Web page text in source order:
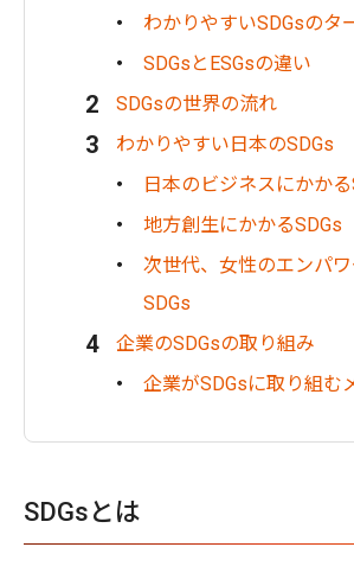
わかりやすいSDGsのタ
SDGsとESGsの違い
SDGsの世界の流れ
わかりやすい日本のSDGs
日本のビジネスにかかる
地方創生にかかるSDGs
次世代、女性のエンパ
SDGs
企業のSDGsの取り組み
企業がSDGsに取り組む
SDGsとは